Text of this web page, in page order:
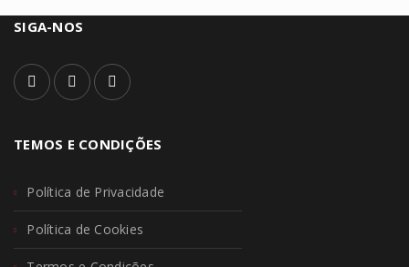
SIGA-NOS
TEMOS E CONDIÇÕES
Política de Privacidade
Política de Cookies